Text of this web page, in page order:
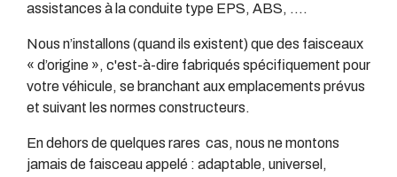
assistances à la conduite type EPS, ABS, ….
Nous n’installons (quand ils existent) que des faisceaux
« d’origine », c'est-à-dire fabriqués spécifiquement pour
votre véhicule, se branchant aux emplacements prévus
et suivant les normes constructeurs.
En dehors de quelques rares cas, nous ne montons
jamais de faisceau appelé : adaptable, universel,